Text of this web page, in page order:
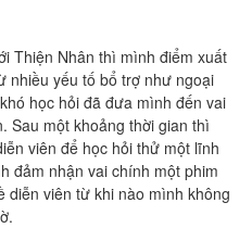
Thiện Nhân thì mình điểm xuất
nhiều yếu tố bổ trợ như ngoại
học hỏi đã đưa mình đến vai
Sau một khoảng thời gian thì
viên để học hỏi thử một lĩnh
đảm nhận vai chính một phim
diễn viên từ khi nào mình không